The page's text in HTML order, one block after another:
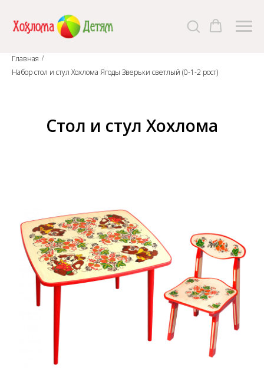
Главная /
Набор стол и стул Хохлома Ягоды Зверьки светлый (0-1-2 рост)
Стол и стул Хохлома